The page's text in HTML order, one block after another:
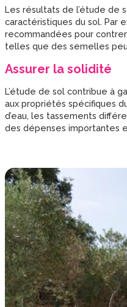
Les résultats de l’étude de
caractéristiques du sol. Par
recommandées pour
telles que des semelles
Assurer la solidité
L’étude de sol contribue à
aux propriétés spécifiques
d’eau, les tassements
des dépenses importantes